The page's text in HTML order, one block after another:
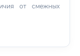
от смежных